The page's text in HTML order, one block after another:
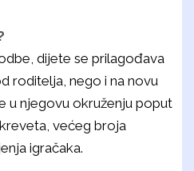
dijete se prilagođava
roditelja, nego i na novu
u njegovu okruženju poput
većeg broja
igračaka.